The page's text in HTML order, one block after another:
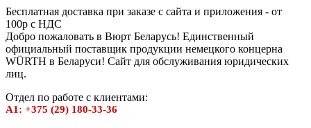
Бесплатная доставка при заказе с сайта и приложения - от
100р с НДС
Добро пожаловать в Вюрт Беларусь! Единственный
официальный поставщик продукции немецкого концерна
WÜRTH в Беларуси! Сайт для обслуживания юридических
лиц.
Отдел по работе с клиентами:
А1: +375 (29) 180-33-36